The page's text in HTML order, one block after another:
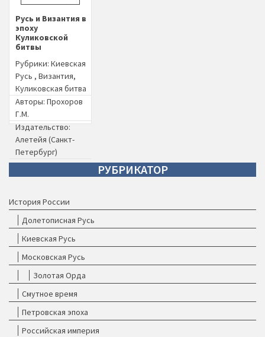
Русь и Византия в
эпоху
Куликовской
битвы
Рубрики: Киевская
Русь , Византия,
Куликовская битва
Авторы: Прохоров
Г.М.
Издательство:
Алетейя (Санкт-
Петербург)
Год издания: 2000
РУБРИКАТОР
История России
Долетописная Русь
Киевская Русь
Московская Русь
Золотая Орда
Смутное время
Петровская эпоха
Российская империя